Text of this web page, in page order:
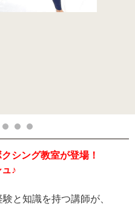
シング教室が登場！
♪
と知識を持つ講師が、